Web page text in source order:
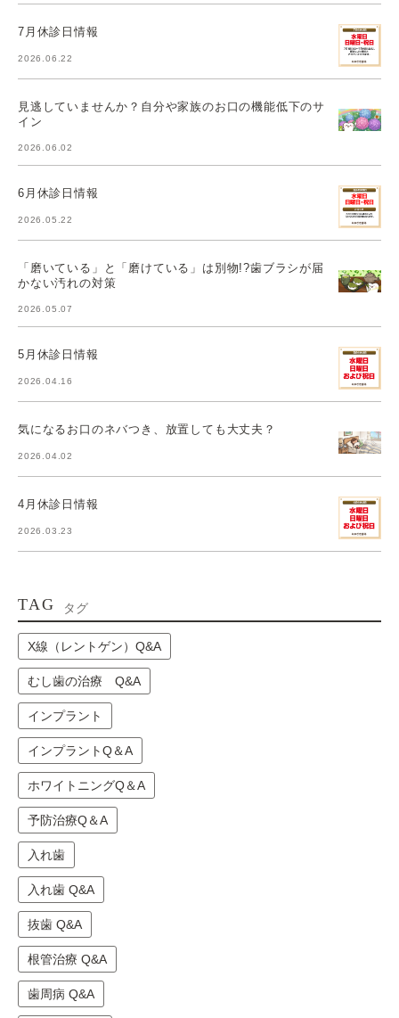
7月休診日情報
2026.06.22
見逃していませんか？自分や家族のお口の機能低下のサ
イン
2026.06.02
6月休診日情報
2026.05.22
「磨いている」と「磨けている」は別物!?歯ブラシが届
かない汚れの対策
2026.05.07
5月休診日情報
2026.04.16
気になるお口のネバつき、放置しても大丈夫？
2026.04.02
4月休診日情報
2026.03.23
TAG タグ
X線（レントゲン）Q&A
むし歯の治療 Q&A
インプラント
インプラントQ＆A
ホワイトニングQ＆A
予防治療Q＆A
入れ歯
入れ歯 Q&A
抜歯 Q&A
根管治療 Q&A
歯周病 Q&A